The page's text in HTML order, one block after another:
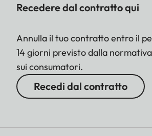
Recedere dal contratto qui
Annulla il tuo contratto entro il
14 giorni previsto dalla
sui consumatori.
Recedi dal contratto